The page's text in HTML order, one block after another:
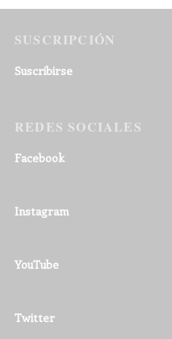
SUSCRIPCIÓN
Suscribirse
REDES SOCIALES
Facebook
Instagram
YouTube
Twitter